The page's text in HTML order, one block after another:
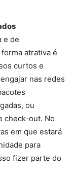
e de
atrativa é
curtos e
nas redes
ou
check-out. No
em que estará
para
fizer parte do